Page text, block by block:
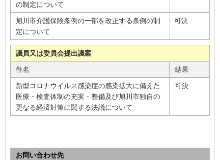
の制定について
旭川市介護保険条例の一部を改正する条例の制
定について
可決
議員又は委員会提出議案
件名 結果
新型コロナウイルス感染症の感染拡大に備えた
医療・検査体制の充実・整備及び旭川市独自の
更なる経済対策に関する決議について
可決
お問い合わせ先